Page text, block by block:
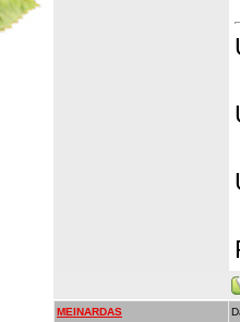
MEINARDAS